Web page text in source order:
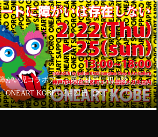
がい児コラボアート展が神戸に初上陸！
ONEART KOBE」2月21日（木）...